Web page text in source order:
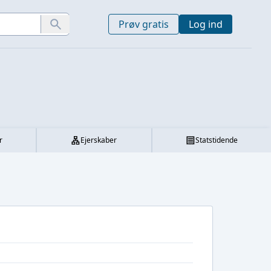
Prøv gratis Log ind
Ejerskaber Statstidende